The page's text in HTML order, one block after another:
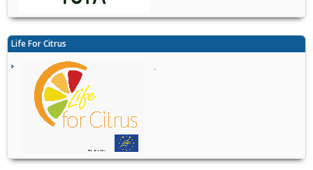
Life For Citrus